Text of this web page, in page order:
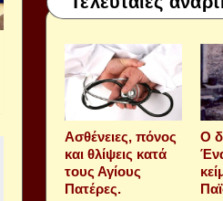
Aσθένειες, πόνος
και θλίψεις κατά
τους Αγίους
Πατέρες.
Ο